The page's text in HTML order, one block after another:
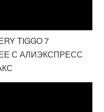
TIGGO 7
С АЛИЭКСПРЕСС